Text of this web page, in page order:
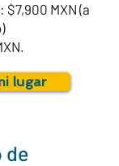
: $7,900 MXN (a
lugar
de